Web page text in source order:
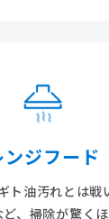
ンジフード
ト油汚れとは戦
、掃除が驚く